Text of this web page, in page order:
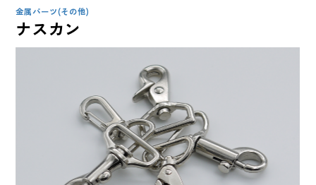
金属パーツ(その他)
ナスカン